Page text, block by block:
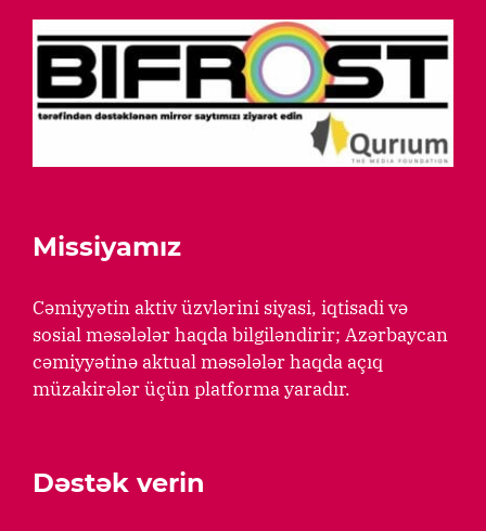
Missiyamız
Cəmiyyətin aktiv üzvlərini siyasi, iqtisadi və
sosial məsələlər haqda bilgiləndirir; Azərbaycan
cəmiyyətinə aktual məsələlər haqda açıq
müzakirələr üçün platforma yaradır.
Dəstək verin